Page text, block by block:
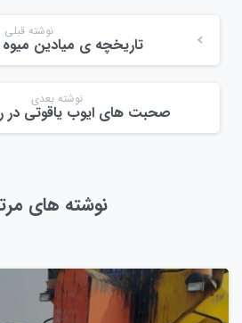
نوشته قبلی
نوشته بعدی
نوشته های